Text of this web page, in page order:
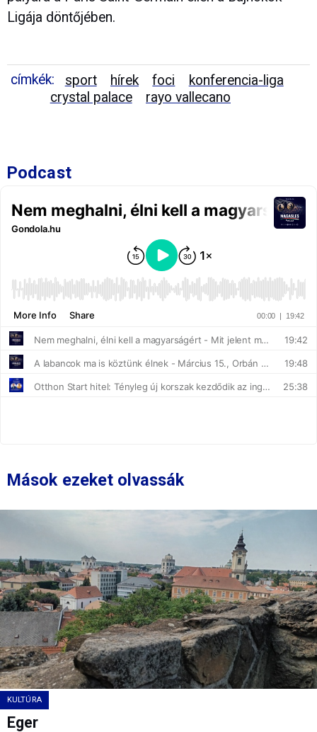
Ligája döntőjében.
címkék: sport hírek foci
konferencia-liga
crystal palace
rayo vallecano
Podcast
Mások ezeket olvassák
KULTÚRA
Eger